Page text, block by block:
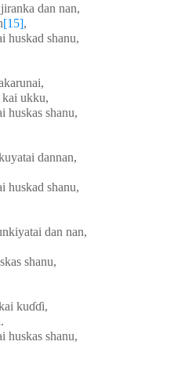
dan nan,
[15],
huskad shanu,
kai ukku,
huskas shanu,
dannan,
huskad shanu,
dan nan,
shanu,
kuɗɗi,
huskas shanu,